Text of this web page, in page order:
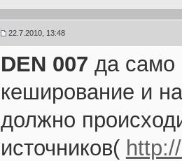
22.7.2010, 13:48
DEN 007 да само
кеширование и
должно
источников(